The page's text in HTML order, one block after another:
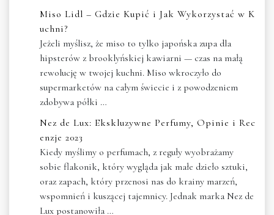
Miso Lidl – Gdzie Kupić i Jak Wykorzystać w K
uchni?
Jeżeli myślisz, że miso to tylko japońska zupa dla
hipsterów z brooklyńskiej kawiarni — czas na małą
rewolucję w twojej kuchni. Miso wkroczyło do
supermarketów na całym świecie i z powodzeniem
zdobywa półki …
Nez de Lux: Ekskluzywne Perfumy, Opinie i Rec
enzje 2023
Kiedy myślimy o perfumach, z reguły wyobrażamy
sobie flakonik, który wygląda jak małe dzieło sztuki,
oraz zapach, który przenosi nas do krainy marzeń,
wspomnień i kuszącej tajemnicy. Jednak marka Nez de
Lux postanowiła …